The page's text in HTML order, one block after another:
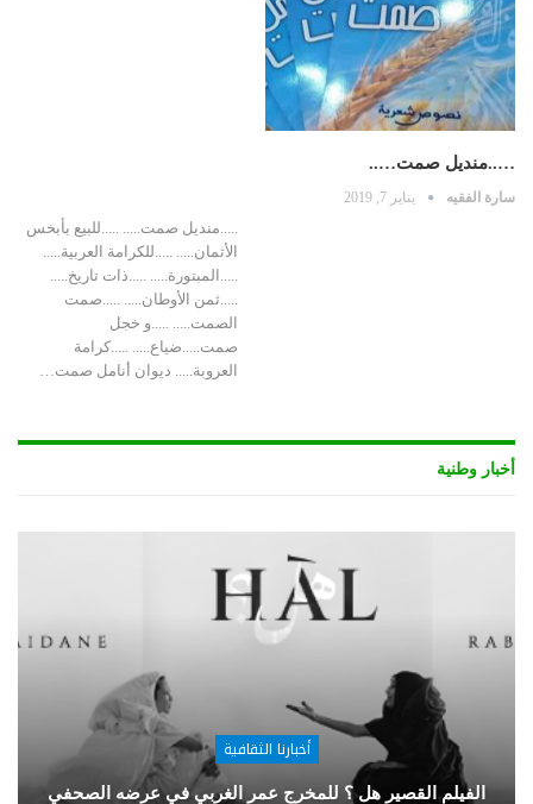
…..منديل صمت…..
سارة الفقيه يناير 7, 2019
.....منديل صمت..... .....للبيع بأبخس
الأثمان..... .....للكرامة العربية.....
.....المبتورة..... .....ذات تاريخ.....
.....ثمن الأوطان..... .....صمت
الصمت..... .....و خجل
صمت.....ضياع..... .....كرامة
العروبة..... ديوان أنامل صمت…
أخبار وطنية
أخبارنا الثقافية
الفيلم القصير هل ؟ للمخرج عمر الغربي في عرضه الصحفي